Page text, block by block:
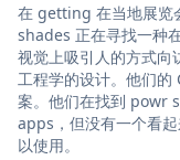
在 getting 在当地展览
shades 正在寻找一种
视觉上吸引人的方式向
工程学的设计。他们
案。他们在找到
apps，但没有一个看
以使用。